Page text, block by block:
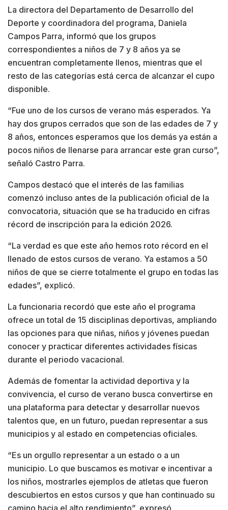
La directora del Departamento de Desarrollo del
Deporte y coordinadora del programa, Daniela
Campos Parra, informó que los grupos
correspondientes a niños de 7 y 8 años ya se
encuentran completamente llenos, mientras que el
resto de las categorías está cerca de alcanzar el cupo
disponible.
“Fue uno de los cursos de verano más esperados. Ya
hay dos grupos cerrados que son de las edades de 7 y
8 años, entonces esperamos que los demás ya están a
pocos niños de llenarse para arrancar este gran curso”,
señaló Castro Parra.
Campos destacó que el interés de las familias
comenzó incluso antes de la publicación oficial de la
convocatoria, situación que se ha traducido en cifras
récord de inscripción para la edición 2026.
“La verdad es que este año hemos roto récord en el
llenado de estos cursos de verano. Ya estamos a 50
niños de que se cierre totalmente el grupo en todas las
edades”, explicó.
La funcionaria recordó que este año el programa
ofrece un total de 15 disciplinas deportivas, ampliando
las opciones para que niñas, niños y jóvenes puedan
conocer y practicar diferentes actividades físicas
durante el periodo vacacional.
Además de fomentar la actividad deportiva y la
convivencia, el curso de verano busca convertirse en
una plataforma para detectar y desarrollar nuevos
talentos que, en un futuro, puedan representar a sus
municipios y al estado en competencias oficiales.
“Es un orgullo representar a un estado o a un
municipio. Lo que buscamos es motivar e incentivar a
los niños, mostrarles ejemplos de atletas que fueron
descubiertos en estos cursos y que han continuado su
camino hacia el alto rendimiento”, expresó.